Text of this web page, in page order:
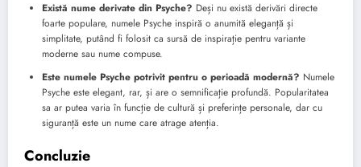
Există nume derivate din Psyche? Deși nu există derivări directe
foarte populare, numele Psyche inspiră o anumită eleganță și
simplitate, putând fi folosit ca sursă de inspirație pentru variante
moderne sau nume compuse.
Este numele Psyche potrivit pentru o perioadă modernă? Numele
Psyche este elegant, rar, și are o semnificație profundă. Popularitatea
sa ar putea varia în funcție de cultură și preferințe personale, dar cu
siguranță este un nume care atrage atenția.
Concluzie